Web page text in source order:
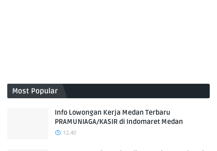
Most Popular
Info Lowongan Kerja Medan Terbaru
PRAMUNIAGA/KASIR di Indomaret Medan
12.40